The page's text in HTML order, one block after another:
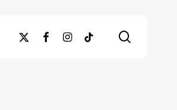
x-
facebookinstagram
tiktok